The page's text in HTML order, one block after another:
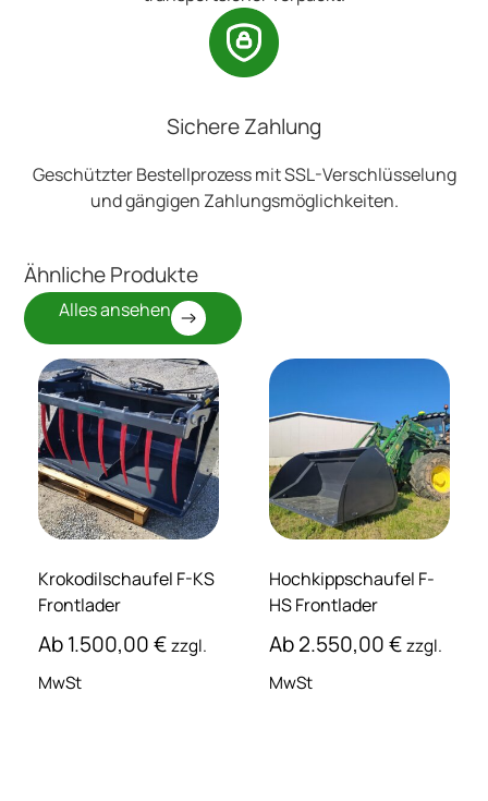
Sichere Zahlung
Geschützter Bestellprozess mit SSL-Verschlüsselung
und gängigen Zahlungsmöglichkeiten.
Ähnliche Produkte
Alles ansehen
Krokodilschaufel F-KS
Frontlader
Ab1.500,00€ zzgl.
MwSt
Hochkippschaufel F-
HS Frontlader
Ab2.550,00€zzgl.
MwSt